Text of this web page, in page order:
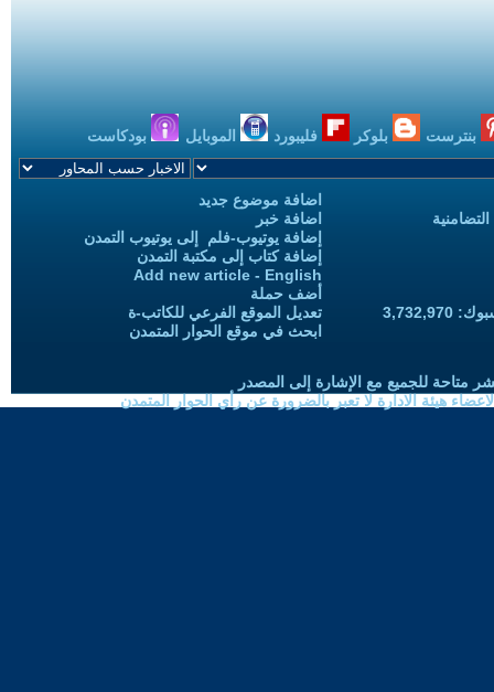
بنترست بلوكر فليبورد الموبايل بودكاست
اضافة موضوع جديد
اضافة خبر
إضافة يوتيوب-فلم إلى يوتيوب التمدن
إضافة كتاب إلى مكتبة التمدن
Add new article - English
أضف حملة
تعديل الموقع الفرعي للكاتب-ة
ابحث في موقع الحوار المتمدن
متاحة للجميع مع الإشارة إلى المصدر
هيئة الادارة لا تعبر بالضرورة عن رأي الحوار المتمدن